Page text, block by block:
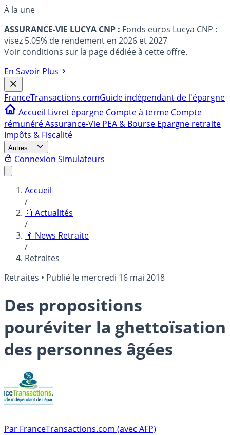
À la une
ASSURANCE-VIE LUCYA CNP : Fonds euros Lucya CNP :
visez 5.05% de rendement en 2026 et 2027
Voir conditions sur la page dédiée à cette offre.
En Savoir Plus
FranceTransactions.comGuide indépendant de l'épargne
Accueil Livret épargne Compte à terme Compte
rémunéréAssurance-Vie PEA & Bourse Epargne retraite
Impôts & Fiscalité
Autres...
Connexion Simulateurs
Accueil
/
📰 Actualités
/
👴 News Retraite
/
Retraites
Retraites • Publié le mercredi 16 mai 2018
Des propositions
pouréviter la ghettoïsation
des personnes âgées
Par FranceTransactions.com (avec AFP)